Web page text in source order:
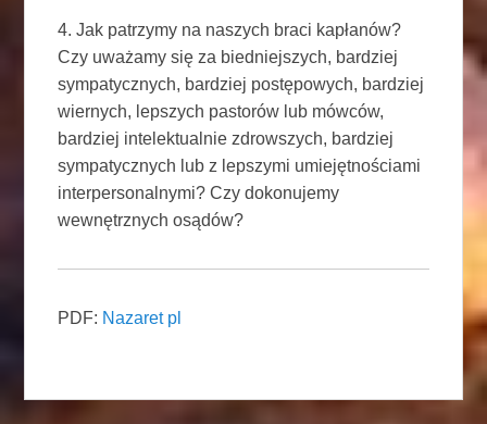
4. Jak patrzymy na naszych braci kapłanów?
Czy uważamy się za biedniejszych, bardziej
sympatycznych, bardziej postępowych, bardziej
wiernych, lepszych pastorów lub mówców,
bardziej intelektualnie zdrowszych, bardziej
sympatycznych lub z lepszymi umiejętnościami
interpersonalnymi? Czy dokonujemy
wewnętrznych osądów?
PDF: Nazaret pl